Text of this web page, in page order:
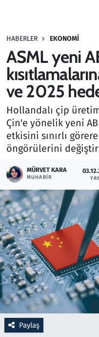
HABERLER EKONOMI
ASML yeni
ve 2025
Hollandalı çip
Çin'e yönelik yeni
etkisini sınırlı
öngörülerini
MÜRVET KARA
MUHABIR
Paylaş
Haber
Kültür Sanat
Kurumsal Haberler
Lezzet Durağı
Memur ve Kamu
Otomobil
Oyun
Ramazan
Resmi İlanlar
Rüya Tabirleri
Sağlık
Savunma Sanayi